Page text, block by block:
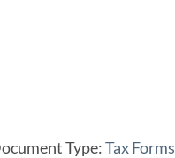
Type:Tax Forms